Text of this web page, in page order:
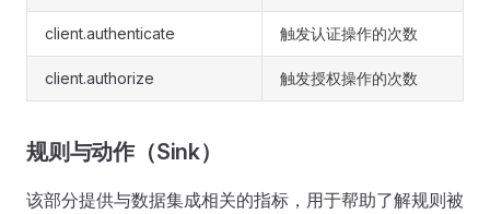
client.authenticate 触发认证操作的次数
client.authorize 触发授权操作的次数
规则与动作（Sink）
该部分提供与数据集成相关的指标，用于帮助了解规则被